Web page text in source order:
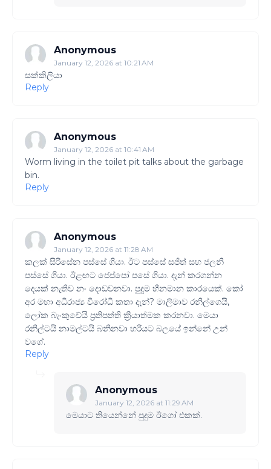
Anonymous
January 12, 2026 at 10:21 AM
සක්කිලියා
Reply
Anonymous
January 12, 2026 at 10:41 AM
Worm living in the toilet pit talks about the garbage
bin.
Reply
Anonymous
January 12, 2026 at 11:28 AM
කලක් සිරිසේන පස්සේ ගියා. ඊට පස්සේ සජිත් සහ ජලනි
පස්සේ ගියා. ඊළඟට ජෙප්පෝ පසේ ගියා. දැන් කරගන්න
දෙයක් නැතිව නං දොඩවනවා. පුදුම හීනමාන කාරයෙක්. කෝ
අර මහා අධිරාජ්‍ය විරෝධී කතා දැන්? මාලිමාව රනිල්ගෙයි,
ලෝක බැංකුවේයි ප්‍රතිපත්ති ක්‍රියාත්මක කරනවා. මෙයා
රනිල්ටයි නාමල්ටයි බනිනවා හරියට බලයේ ඉන්නේ උන්
වගේ.
Reply
Anonymous
January 12, 2026 at 11:29 AM
මෙයාට තියෙන්නේ පුදුම ඊගෝ එකක්.